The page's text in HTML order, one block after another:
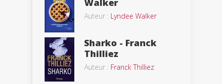
Auteur : Lyndee Walker
Sharko - Franck
Thilliez
Auteur : Franck Thilliez